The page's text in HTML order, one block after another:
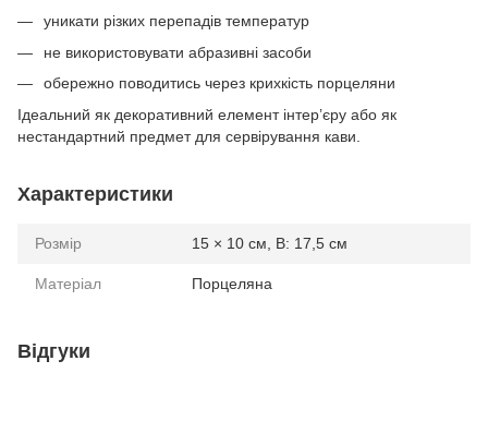
уникати різких перепадів температур
не використовувати абразивні засоби
обережно поводитись через крихкість порцеляни
Ідеальний як декоративний елемент інтер’єру або як
нестандартний предмет для сервірування кави.
Характеристики
Розмір 15 × 10 см, В: 17,5 см
Матеріал Порцеляна
Відгуки